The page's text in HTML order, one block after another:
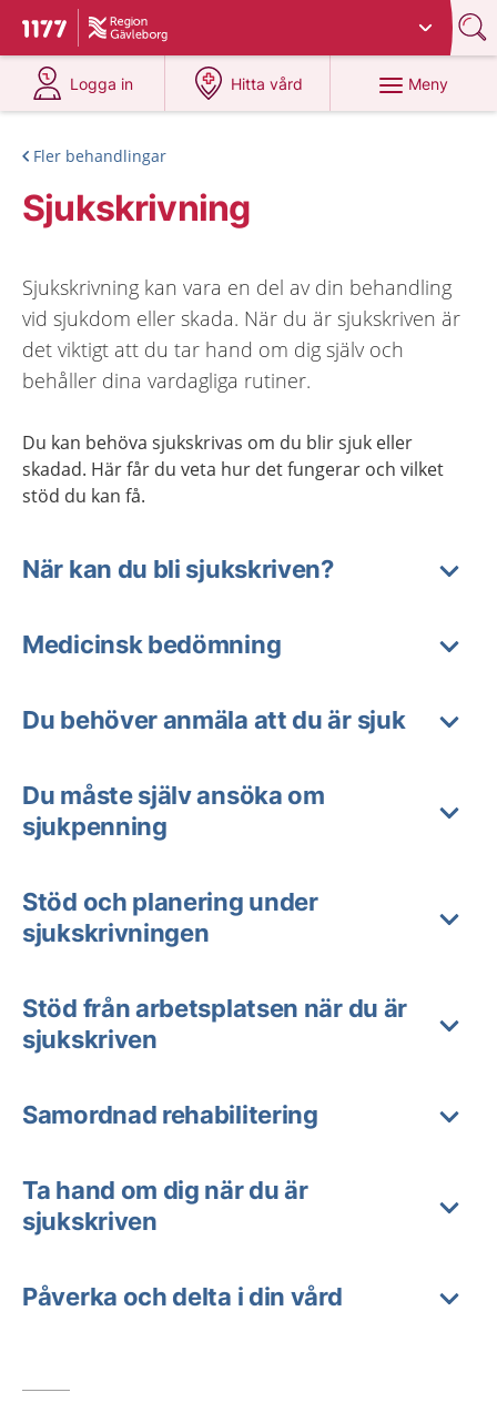
Till startsidan för 1177
Du har valt region
Logga in
på 1177.se
Hitta vård
på 1177.se
Meny
Fler behandlingar
Sjukskrivning
Sjukskrivning kan vara en del av din behandling
vid sjukdom eller skada. När du är sjukskriven är
det viktigt att du tar hand om dig själv och
behåller dina vardagliga rutiner.
Du kan behöva sjukskrivas om du blir sjuk eller
skadad. Här får du veta hur det fungerar och vilket
stöd du kan få.
När kan du bli sjukskriven?
Medicinsk bedömning
Du behöver anmäla att du är sjuk
Du måste själv ansöka om
sjukpenning
Stöd och planering under
sjukskrivningen
Stöd från arbetsplatsen när du är
sjukskriven
Samordnad rehabilitering
Ta hand om dig när du är
sjukskriven
Påverka och delta i din vård